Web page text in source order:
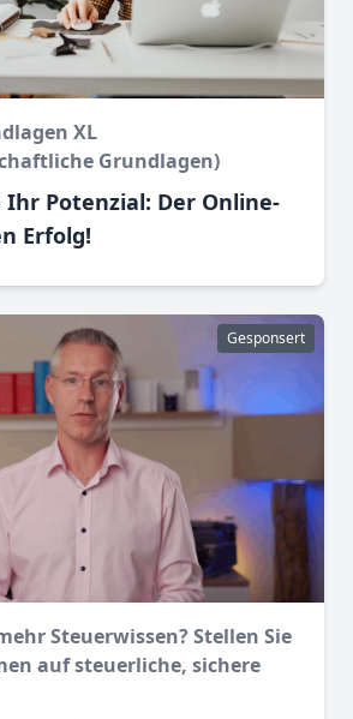
XL
Grundlagen)
Ihr Potenzial: Der Online-
Erfolg!
Gesponsert
Steuerwissen? Stellen Sie
auf steuerliche, sichere